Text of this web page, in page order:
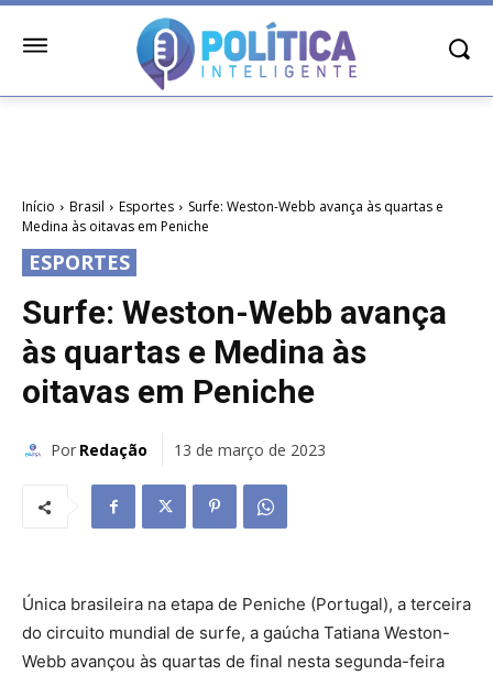
Início Brasil Esportes
Surfe: Weston-Webb avança às quartas e
Medina às oitavas em Peniche
ESPORTES
Surfe: Weston-Webb avança
às quartas e Medina às
oitavas em Peniche
Por Redação 13 de março de 2023
Única brasileira na etapa de Peniche (Portugal), a terceira
do circuito mundial de surfe, a gaúcha Tatiana Weston-
Webb avançou às quartas de final nesta segunda-feira